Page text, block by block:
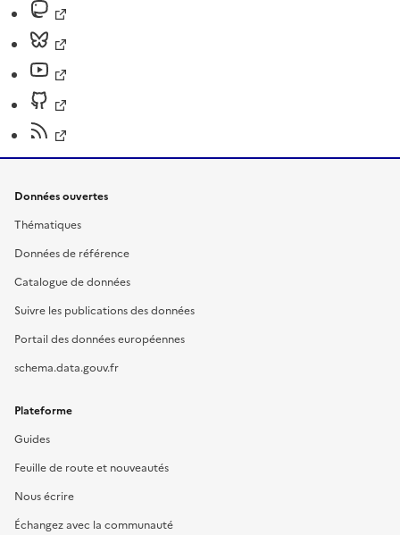
Données ouvertes
Thématiques
Données de référence
Catalogue de données
Suivre les publications des données
Portail des données européennes
schema.data.gouv.fr
Plateforme
Guides
Feuille de route et nouveautés
Nous écrire
Échangez avec la communauté